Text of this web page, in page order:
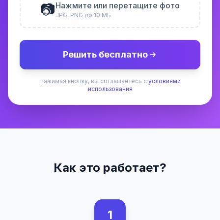
📷Нажмите или перетащите фото
JPG, PNG до 10 МБ
Решить бесплатно
Нажимая кнопку, вы соглашаетесь с условиями
использования
Как это работает?
1